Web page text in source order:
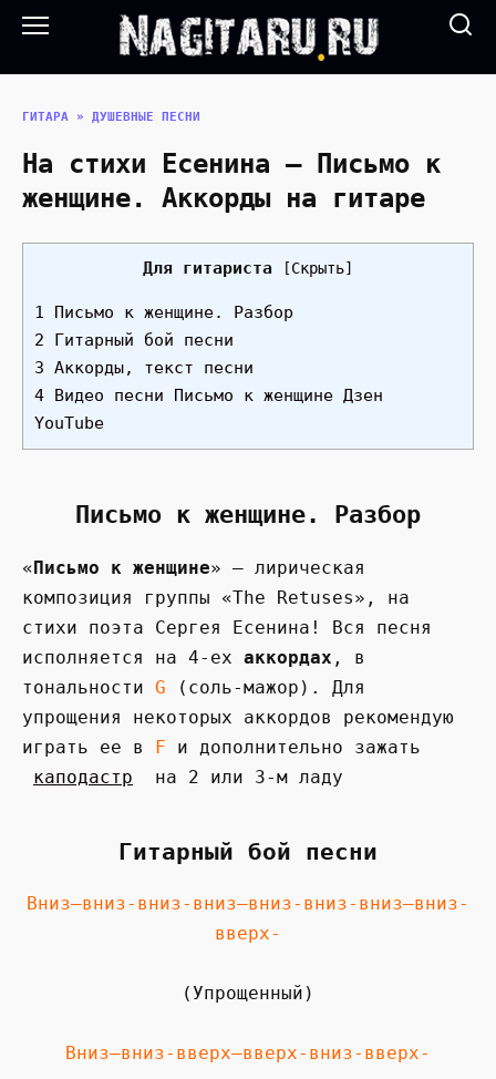
Перейти
ГИТАРА » ДУШЕВНЫЕ ПЕСНИ
На стихи Есенина — Письмо к
женщине. Аккорды на гитаре
Для гитариста [Скрыть]
1 Письмо к женщине. Разбор
2 Гитарный бой песни
3 Аккорды, текст песни
4 Видео песни Письмо к женщине Дзен
YouTube
Письмо к женщине. Разбор
« Письмо к женщине» — лирическая
композиция группы «The Retuses», на
стихи поэта Сергея Есенина! Вся песня
исполняется на 4-ех аккордах , в
тональности G (соль-мажор). Для
упрощения некоторых аккордов рекомендую
играть ее в
F и дополнительно зажать
каподастр на 2 или 3-м ладу
Гитарный бой песни
Вниз—вниз-вниз-вниз—вниз-вниз-вниз—вниз-
вверх-
(Упрощенный)
Вниз—вниз-вверх—вверх-вниз-вверх-